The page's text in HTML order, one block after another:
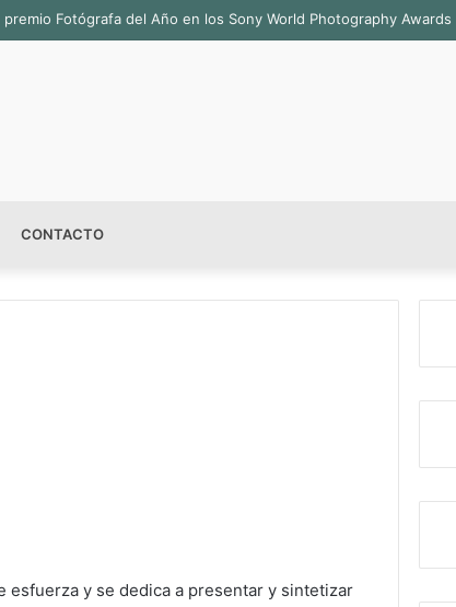
premio Fotógrafa del Año en los Sony World Photography
CONTACTO
esfuerza y se dedica a presentar y sintetizar